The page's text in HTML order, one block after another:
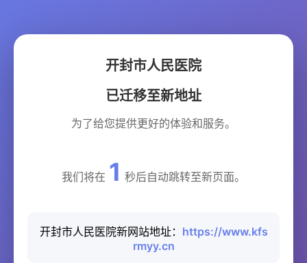
开封市人民医院
已迁移至新地址
为了给您提供更好的体验和服务。
我们将在 1 秒后自动跳转至新页面。
开封市人民医院新网站地址： https://www.kfs
rmyy.cn